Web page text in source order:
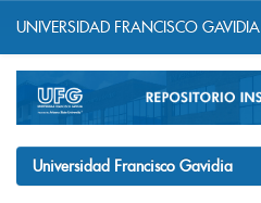
navigation
UNIVERSIDAD FRANCISCO GAVIDIA
Universidad Francisco Gavidia